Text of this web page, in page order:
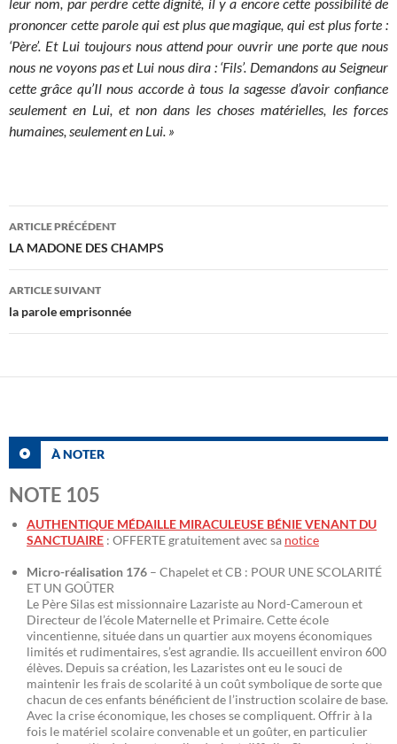
prononcer cette parole qui est plus que magique, qui est plus forte :
‘Père’. Et Lui toujours nous attend pour ouvrir une porte que nous
nous ne voyons pas et Lui nous dira : ‘Fils’. Demandons au Seigneur
cette grâce qu’Il nous accorde à tous la sagesse d’avoir confiance
seulement en Lui, et non dans les choses matérielles, les forces
humaines, seulement en Lui. »
Navigation
des
articles
ARTICLE PRÉCÉDENT
LA MADONE DES CHAMPS
ARTICLE SUIVANT
la parole emprisonnée
À NOTER
NOTE 105
AUTHENTIQUE MÉDAILLE MIRACULEUSE BÉNIE VENANT DU
SANCTUAIRE : OFFERTE gratuitement avec sa notice
Micro-réalisation 176 – Chapelet et CB : POUR UNE SCOLARITÉ
ET UN GOÛTER
Le Père Silas est missionnaire Lazariste au Nord-Cameroun et
Directeur de l’école Maternelle et Primaire. Cette école
vincentienne, située dans un quartier aux moyens économiques
limités et rudimentaires, s’est agrandie. Ils accueillent environ 600
élèves. Depuis sa création, les Lazaristes ont eu le souci de
maintenir les frais de scolarité à un coût symbolique de sorte que
chacun de ces enfants bénéficient de l’instruction scolaire de base.
Avec la crise économique, les choses se compliquent. Offrir à la
fois le matériel scolaire convenable et un goûter, en particulier